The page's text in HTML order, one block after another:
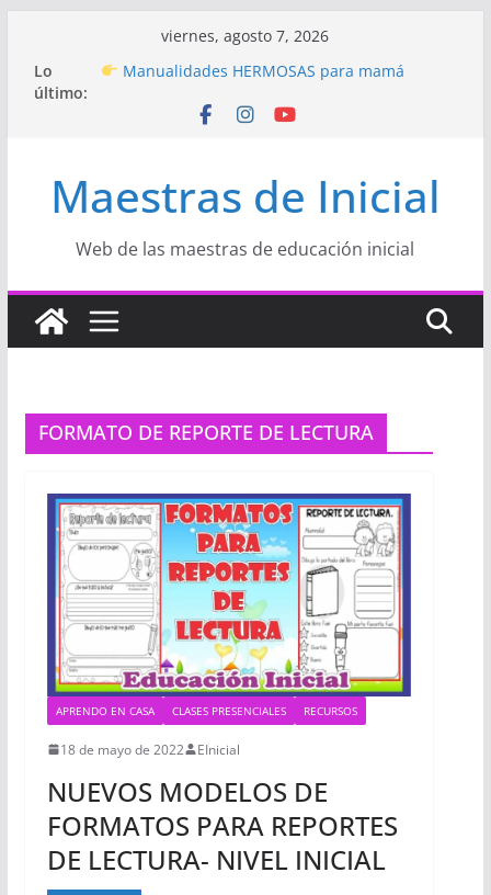
contenido
viernes, agosto 7, 2026
Lo
último:
Hermosos dibujos para MAMÁ: colorea con
Manualidades HERMOSAS para mamá
Semana de la Educación Inicial 2026”
Proyecto
“Celebramos con Alegría la Semana
Proyecto de Aprendizaje
Un regalo para
Maestras de Inicial
Web de las maestras de educación inicial
FORMATO DE REPORTE DE LECTURA
APRENDO EN CASA CLASES PRESENCIALES RECURSOS
18 de mayo de 2022 EInicial
NUEVOS MODELOS DE
FORMATOS PARA REPORTES
DE LECTURA- NIVEL INICIAL